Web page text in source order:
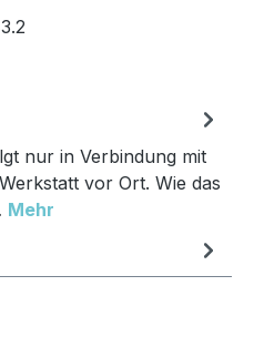
nur in Verbindung mit
vor Ort. Wie das
Mehr